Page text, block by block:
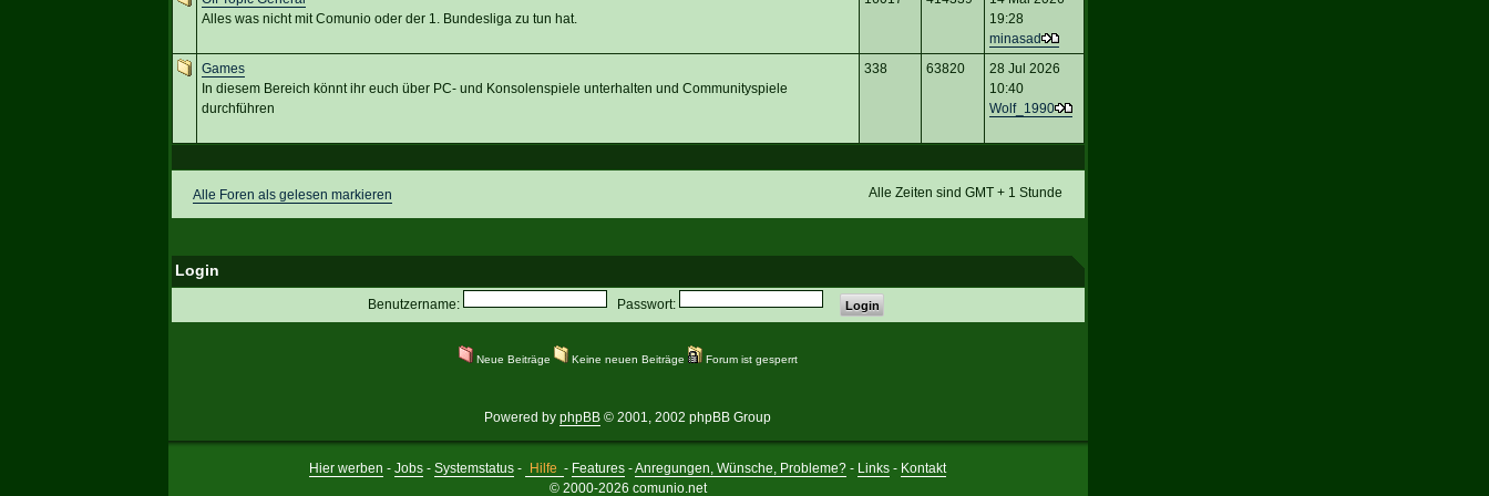
Alles was nicht mit Comunio oder der 1. Bundesliga zu tun hat.
19:28
minasad
Games
In diesem Bereich könnt ihr euch über PC- und Konsolenspiele unterhalten und Communityspiele
durchführen
338 63820
28 Jul 2026
10:40
Wolf_1990
Alle Zeiten sind GMT + 1 Stunde
Alle Foren als gelesen markieren
Login
Benutzername: Passwort:
Neue Beiträge Keine neuen Beiträge Forum ist gesperrt
Powered by phpBB © 2001, 2002 phpBB Group
Hier werben - Jobs- Systemstatus- Hilfe - Features -Anregungen, Wünsche, Probleme? - Links - Kontakt
© 2000-2026 comunio.net